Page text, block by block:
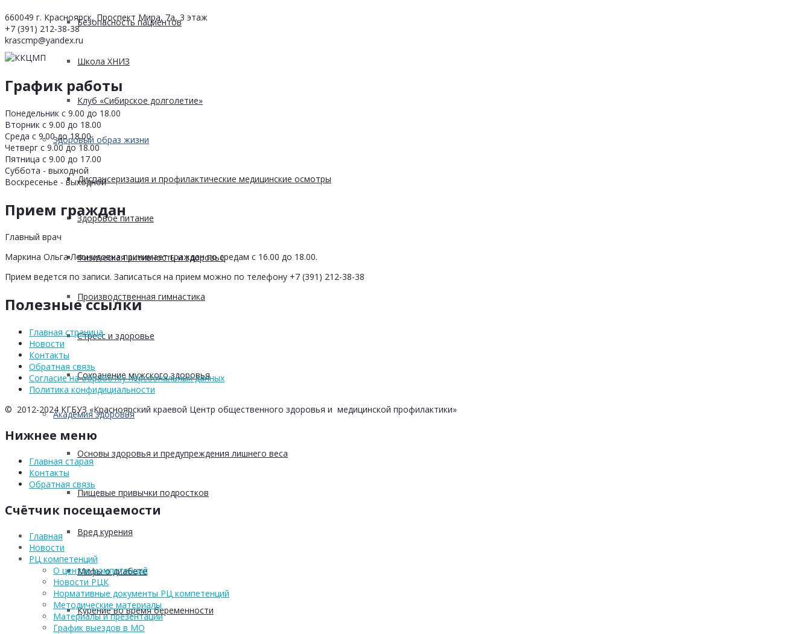
Безопасность пациентов
Школа ХНИЗ
Клуб «Сибирское долголетие»
Здоровый образ жизни
Диспансеризация и профилактические медицинские осмотры
Здоровое питание
Физическая активность и здоровье
Производственная гимнастика
Стресс и здоровье
Сохранение мужского здоровья
Академия здоровья
Основы здоровья и предупреждения лишнего веса
Пищевые привычки подростков
Вред курения
Мифы о диабете
Курение во время беременности
660049 г. Красноярск, Проспект Мира, 7а, 3 этаж
+7 (391) 212-38-38
krascmp@yandex.ru
График работы
Понедельник с 9.00 до 18.00
Вторник с 9.00 до 18.00
Среда с 9.00 до 18.00
Четверг с 9.00 до 18.00
Пятница с 9.00 до 17.00
Суббота - выходной
Воскресенье - выходной
Прием граждан
Главный врач
Маркина Ольга Леонидовна принимает граждан по средам с 16.00 до 18.00.
Прием ведется по записи. Записаться на прием можно по телефону +7 (391) 212-38-38
Полезные ссылки
Главная страница
Новости
Контакты
Обратная связь
Согласие на обработку персоональных данных
Политика конфидициальности
© 2012-2024 КГБУЗ «Красноярский краевой Центр общественного здоровья и медицинской профилактики»
Нижнее меню
Главная старая
Контакты
Обратная связь
Счётчик посещаемости
Главная
Новости
РЦ компетенций
О центре компетенций
Новости РЦК
Нормативные документы РЦ компетенций
Методические материалы
Материалы и презентации
График выездов в МО